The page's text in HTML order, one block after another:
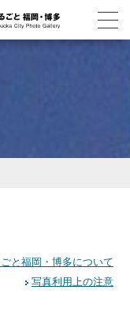
と福岡・博多について
写真利用上の注意